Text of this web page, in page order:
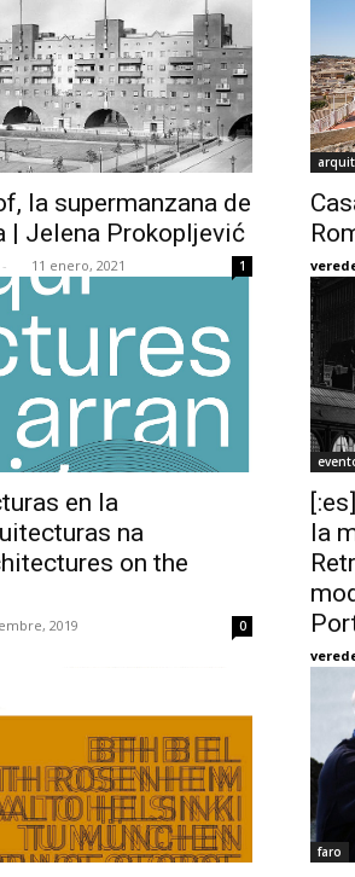
la supermanzana de
| Jelena Prokopljević
- 11 enero, 2021 1
en la
na
on the
2019 0
la
faro